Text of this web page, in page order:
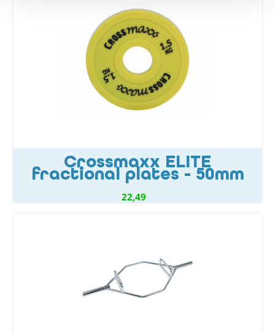
Crossmaxx ELITE
fractional plates - 50mm
22,49